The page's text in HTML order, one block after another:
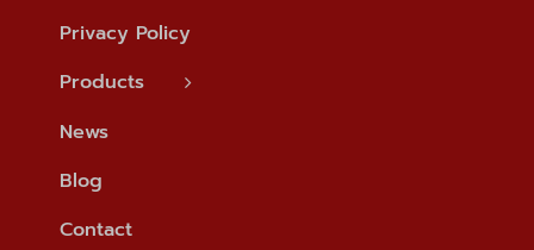
Privacy Policy
Products
News
Blog
Contact